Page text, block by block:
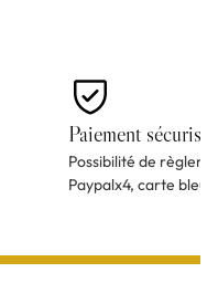
Paiement sécurisé
Possibilité de
Paypalx4, carte